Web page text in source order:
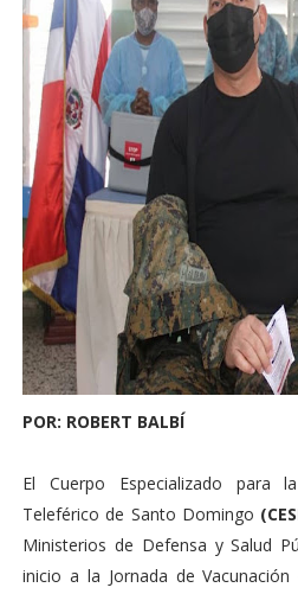
POR: ROBERT BALBÍ
El Cuerpo Especializado para
Teleférico de Santo Domingo
Ministerios de Defensa y Salud
inicio a la Jornada de